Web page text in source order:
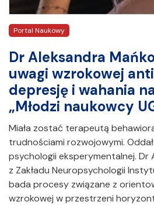
Portal Naukowy
Dr Aleksandra
uwagi wzrokowej
depresję i wahania
„Młodzi naukowcy
Miała zostać terapeutą
trudnościami rozwojowymi.
psychologii eksperymentalnej. Dr
z Zakładu Neuropsychologii
bada procesy związane z
wzrokowej w przestrzeni